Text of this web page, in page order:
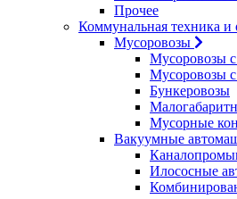
Прочее
Коммунальная техника и
Мусоровозы
Мусоровозы с
Мусоровозы с
Бункеровозы
Мусорные
Вакуумные
Илососные